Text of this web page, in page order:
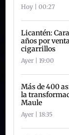
Hoy | 00:27
Licantén:
años por
cigarrillos
Ayer | 19:00
Más de 400
la
Maule
Ayer | 18:35